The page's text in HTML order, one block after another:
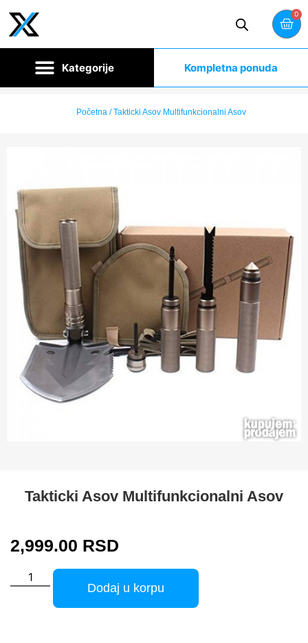
0
Kompletna ponuda
Početna/ Takticki Asov Multifunkcionalni Asov
Takticki Asov Multifunkcionalni Asov
2,999.00 RSD
Dodaj u korpu